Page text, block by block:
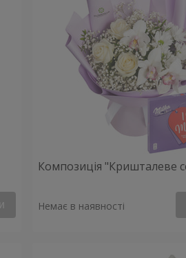
Композиція "Кришталеве
Немає в наявності